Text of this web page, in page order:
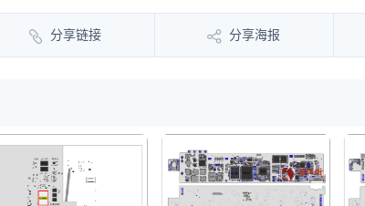
分享链接 分享海报